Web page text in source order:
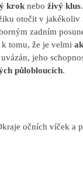
krok nebo živý klus
otočit v
zadním
tomu, že je velmi
jeho
půlobloucích.
očních víček a